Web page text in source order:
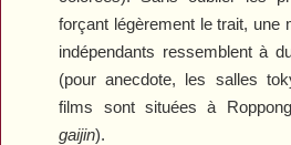
forçant légèrement le trait, une
indépendants ressemblent à
(pour anecdote, les salles
films sont situées à
gaijin).